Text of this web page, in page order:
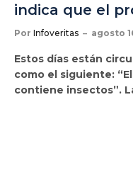
indica que el
Por Infoveritas agosto
Estos días están
como el siguiente:
contiene insectos”.